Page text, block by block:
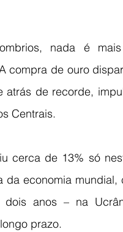
nada é
compra de ouro
atrás de recorde,
Centrais.
cerca de 13% só
da economia
dois anos – na
prazo.